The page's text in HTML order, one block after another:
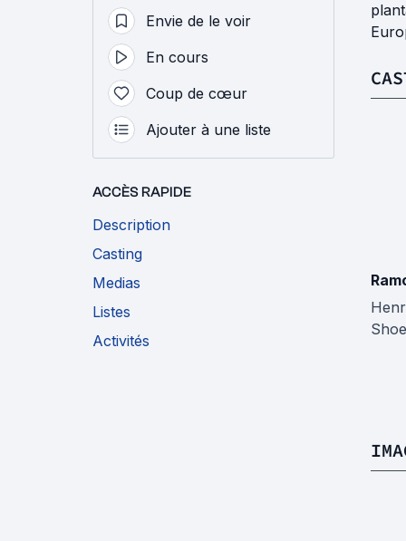
Envie de le voir
En cours
Coup de cœur
Ajouter à une liste
ACCÈS RAPIDE
Description
Casting
Medias
Listes
Activités